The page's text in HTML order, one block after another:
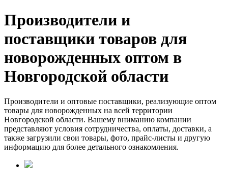
Производители и
поставщики товаров для
новорожденных оптом в
Новгородской области
Производители и оптовые поставщики, реализующие оптом
товары для новорожденных на всей территории
Новгородской области. Вашему вниманию компании
представляют условия сотрудничества, оплаты, доставки, а
также загрузили свои товары, фото, прайс-листы и другую
информацию для более детального ознакомления.